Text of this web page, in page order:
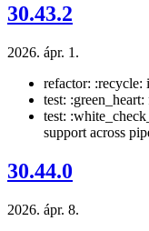
30.43.2
2026. ápr. 1.
refactor: :recycle:
test:
test:
support across
30.44.0
2026. ápr. 8.